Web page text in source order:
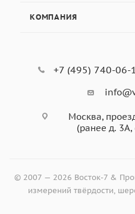
КОМПАНИЯ
+7 (495) 740-06-
Москва,
(ранее д. 3А,
© 2007 — 2026 Восток-7 &
измерений твёрдости,